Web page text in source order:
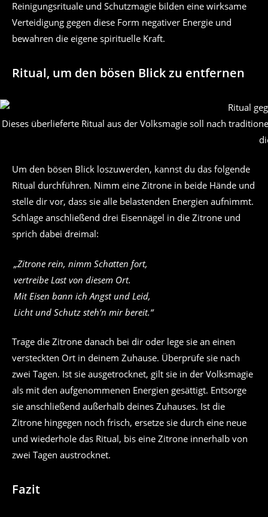
Reinigungsrituale und Schutzmagie bilden eine wirksame
Verteidigung gegen diese Form negativer Energie und
bewahren die eigene spirituelle Kraft.
Ritual, um den bösen Blick zu entfernen
Dieses überlieferte Ritual aus der Volksmagie soll nach
Um den bösen Blick loszuwerden, kannst du das folgende
Ritual durchführen. Nimm eine Zitrone in beide Hände und
stelle dir vor, dass sie alle belastenden Energien aufnimmt.
Schlage anschließend drei Eisennägel in die Zitrone und
sprich dabei dreimal:
„Zitrone rein, nimm Schatten fort,
vertreibe Last von diesem Ort.
Mit Eisen bann ich Angst und Leid,
Licht und Schutz steh’n mir bereit.“
Trage die Zitrone danach bei dir oder lege sie an einen
versteckten Ort in deinem Zuhause. Überprüfe sie nach
zwei Tagen. Ist sie ausgetrocknet, gilt sie in der Volksmagie
als mit den aufgenommenen Energien gesättigt. Entsorge
sie anschließend außerhalb deines Zuhauses. Ist die
Zitrone hingegen noch frisch, ersetze sie durch eine neue
und wiederhole das Ritual, bis eine Zitrone innerhalb von
zwei Tagen austrocknet.
Fazit